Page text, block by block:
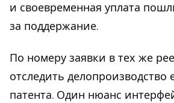
и своевременная уплата
за поддержание.
По номеру заявки в тех же
отследить
патента. Один нюанс